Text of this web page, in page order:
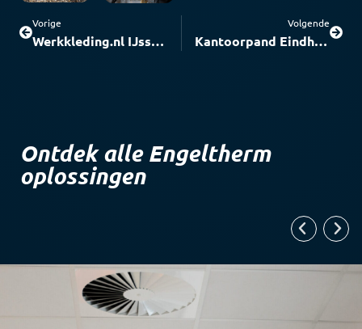
Vorige
Werkkleding.nl IJsselstein
Volgende
Kantoorpand Eindhoven vervanging
Ontdek alle Engeltherm
oplossingen